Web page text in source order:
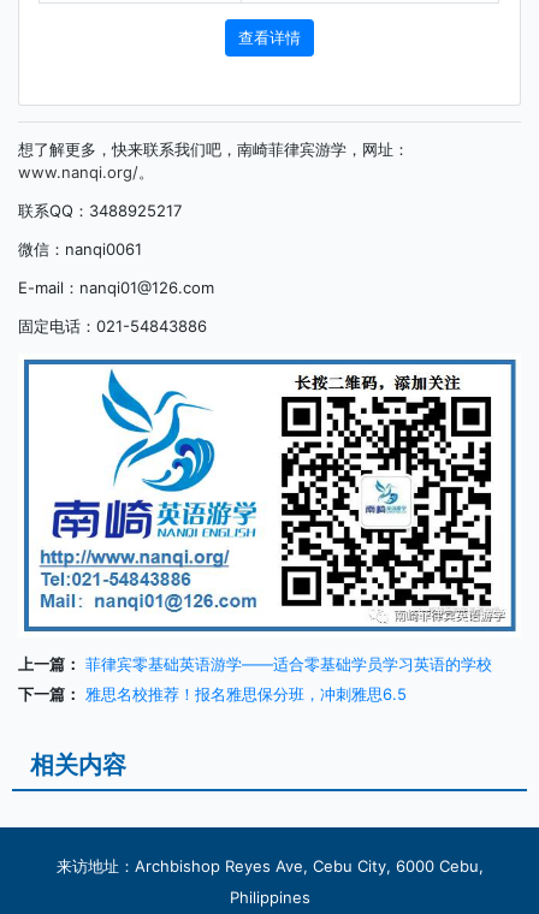
查看详情
想了解更多，快来联系我们吧，南崎菲律宾游学，网址：
www.nanqi.org/。
联系QQ：3488925217
微信：nanqi0061
E-mail：nanqi01@126.com
固定电话：021-54843886
上一篇： 菲律宾零基础英语游学——适合零基础学员学习英语的学校
下一篇： 雅思名校推荐！报名雅思保分班，冲刺雅思6.5
相关内容
来访地址：Archbishop Reyes Ave, Cebu City, 6000 Cebu,
Philippines